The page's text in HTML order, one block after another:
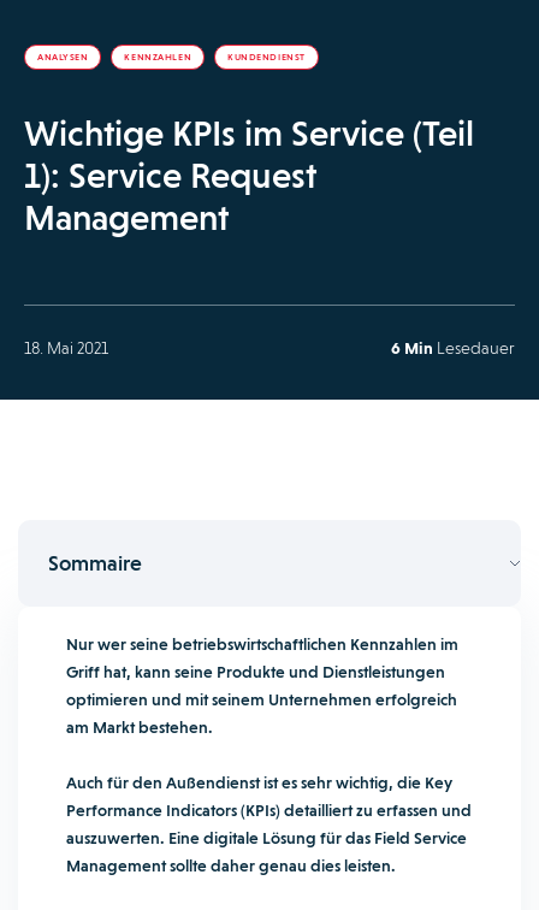
ANALYSEN KENNZAHLEN KUNDENDIENST
Wichtige KPIs im Service (Teil
1): Service Request
Management
18. Mai 2021 6 Min Lesedauer
Sommaire
Nur wer seine betriebswirtschaftlichen Kennzahlen im
Griff hat, kann seine Produkte und Dienstleistungen
optimieren und mit seinem Unternehmen erfolgreich
am Markt bestehen.
Auch für den Außendienst ist es sehr wichtig, die Key
Performance Indicators (KPIs) detailliert zu erfassen und
auszuwerten. Eine digitale Lösung für das Field Service
Management sollte daher genau dies leisten.